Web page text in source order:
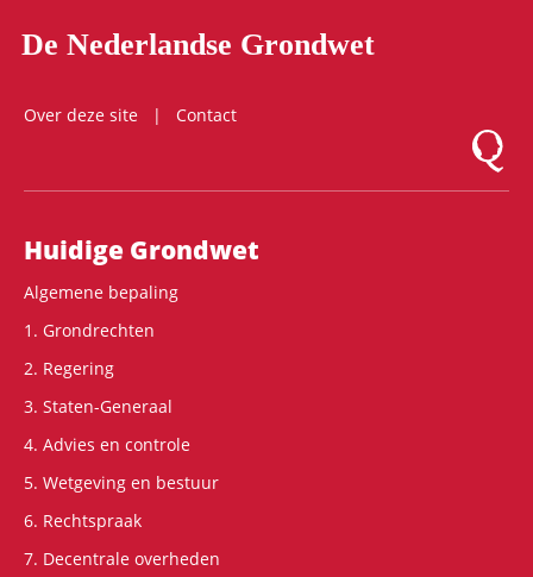
De Nederlandse Grondwet
Over deze site
Contact
Logo
Hoofdnavigatie
Huidige Grondwet
Algemene bepaling
1. Grondrechten
2. Regering
3. Staten-Generaal
4. Advies en controle
5. Wetgeving en bestuur
6. Rechtspraak
7. Decentrale overheden